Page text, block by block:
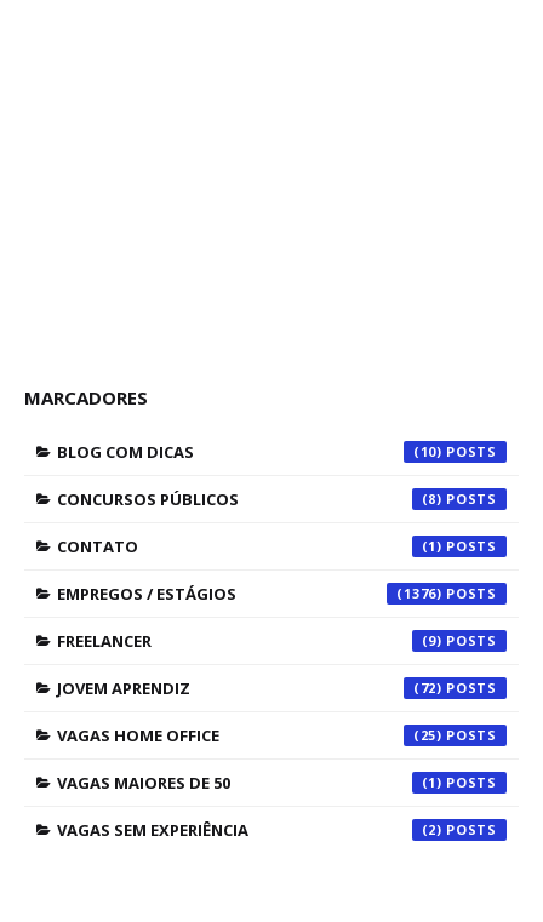
MARCADORES
BLOG COM DICAS (10)
CONCURSOS PÚBLICOS (8)
CONTATO (1)
EMPREGOS / ESTÁGIOS (1376)
FREELANCER (9)
JOVEM APRENDIZ (72)
VAGAS HOME OFFICE (25)
VAGAS MAIORES DE 50 (1)
VAGAS SEM EXPERIÊNCIA (2)